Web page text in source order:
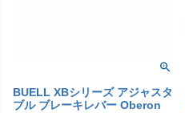
BUELL XBシリーズ アジャスタ
ブル ブレーキレバー Oberon